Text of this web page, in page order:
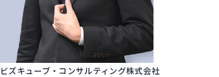
ビズキューブ・コンサルティング株式会社